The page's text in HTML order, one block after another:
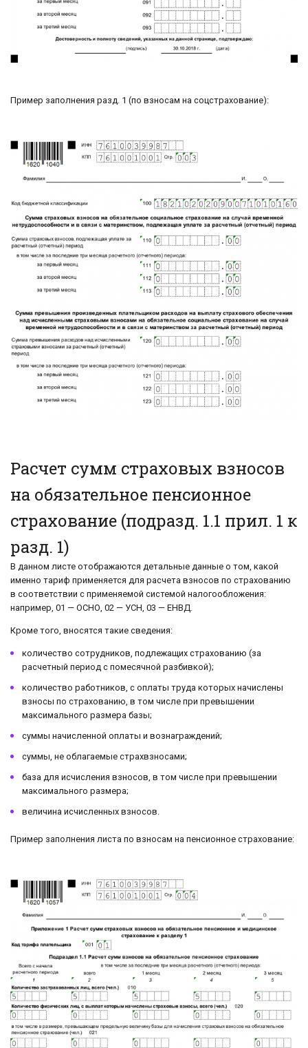
Пример заполнения разд. 1 (по взносам на соцстрахование):
Расчет сумм страховых взносов
на обязательное пенсионное
страхование (подразд. 1.1 прил. 1 к
разд. 1)
В данном листе отображаются детальные данные о том, какой
именно тариф применяется для расчета взносов по страхованию
в соответствии с применяемой системой налогообложения:
например, 01 — ОСНО, 02 — УСН, 03 — ЕНВД.
Кроме того, вносятся такие сведения:
количество сотрудников, подлежащих страхованию (за
расчетный период с помесячной разбивкой);
количество работников, с оплаты труда которых начислены
взносы по страхованию, в том числе при превышении
максимального размера базы;
суммы начисленной оплаты и вознаграждений;
суммы, не облагаемые страхвзносами;
база для исчисления взносов, в том числе при превышении
максимального размера;
величина исчисленных взносов.
Пример заполнения листа по взносам на пенсионное страхование: